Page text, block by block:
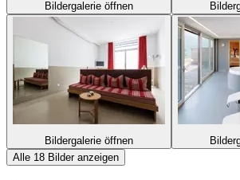
Bildergalerie öffnen
Bildergalerie öffnen
Alle 18 Bilder anzeigen